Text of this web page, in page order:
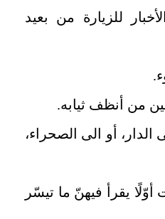
للزيارة من بعيد
من أنظف ثيابه.
أو الى الصحراء،
يقرأ فيهنّ ما تيسّر